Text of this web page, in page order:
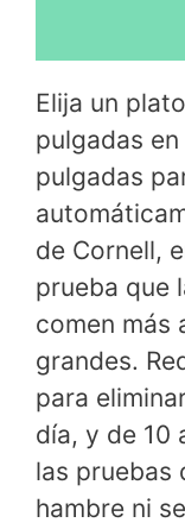
Elija un
pulgadas
pulgadas
de Cornell,
prueba que
comen más
grandes.
para
día, y de 10
las pruebas
hambre ni